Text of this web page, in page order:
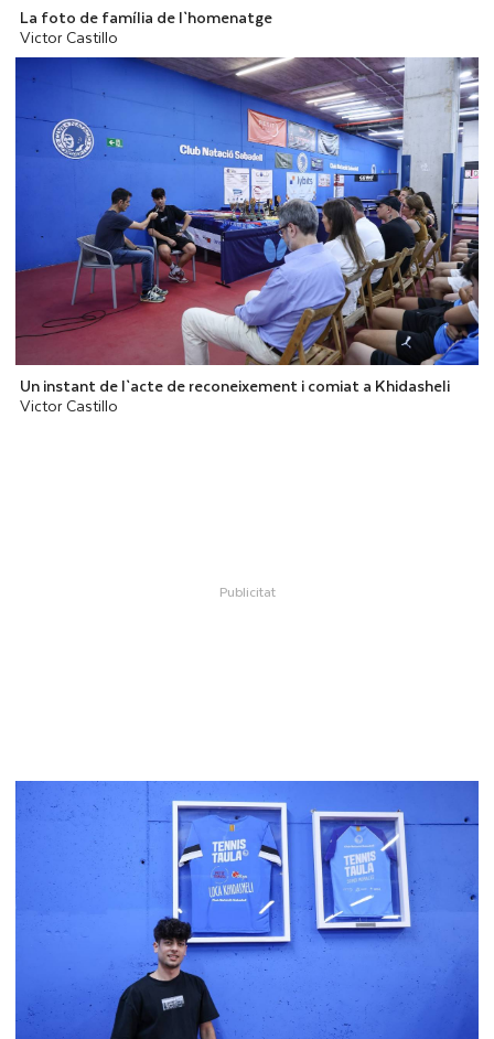
La foto de família de l`homenatge
Victor Castillo
Un instant de l`acte de reconeixement i comiat a Khidasheli
Victor Castillo